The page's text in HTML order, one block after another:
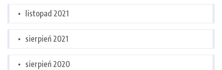
listopad 2021
sierpień 2021
sierpień 2020